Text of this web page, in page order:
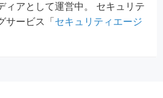
ィアとして運営中。 セキュリテ
サービス「 セキュリティエージ